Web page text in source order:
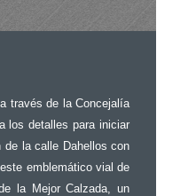
través de la Concejalía
los detalles para iniciar
de la calle Dahellos con
emblemático vial de
la Mejor Calzada, un